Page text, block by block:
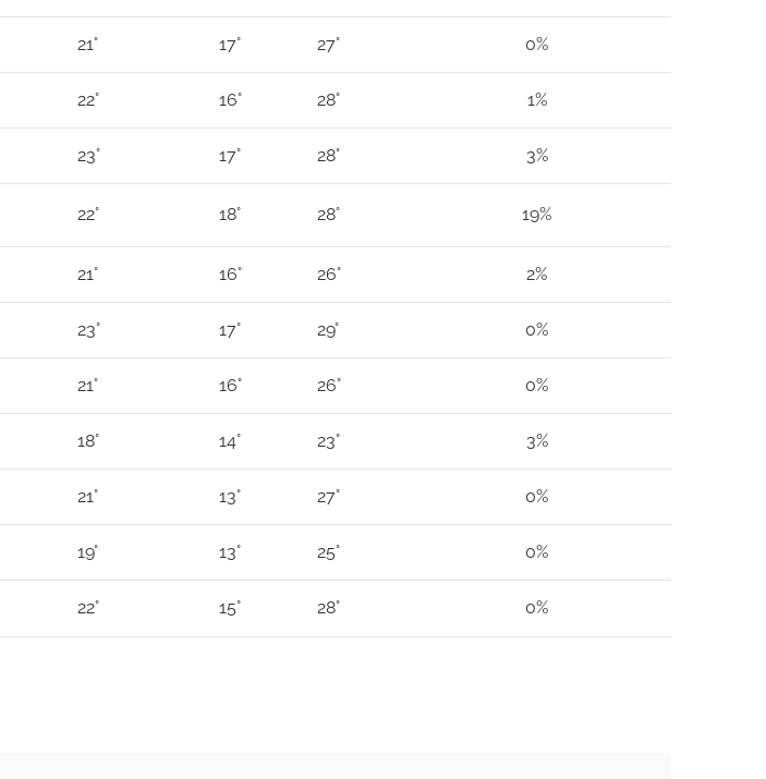
21° 17° 27° 0%
22° 16° 28° 1%
23° 17° 28° 3%
22° 18° 28° 19%
21° 16° 26° 2%
23° 17° 29° 0%
21° 16° 26° 0%
18° 14° 23° 3%
21° 13° 27° 0%
19° 13° 25° 0%
22° 15° 28° 0%